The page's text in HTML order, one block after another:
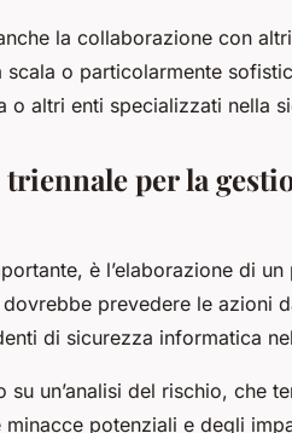
la collaborazione con
o particolarmente
altri enti specializzati nella
triennale per la
è l’elaborazione di
prevedere le azioni
di sicurezza informatica
un’analisi del rischio, che
potenziali e degli